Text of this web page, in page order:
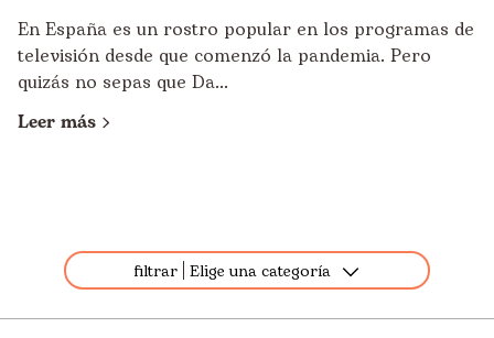
En España es un rostro popular en los programas de
televisión desde que comenzó la pandemia. Pero
quizás no sepas que Da...
Leer más
filtrar Elige una categoría